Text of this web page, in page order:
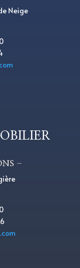
Neige
–